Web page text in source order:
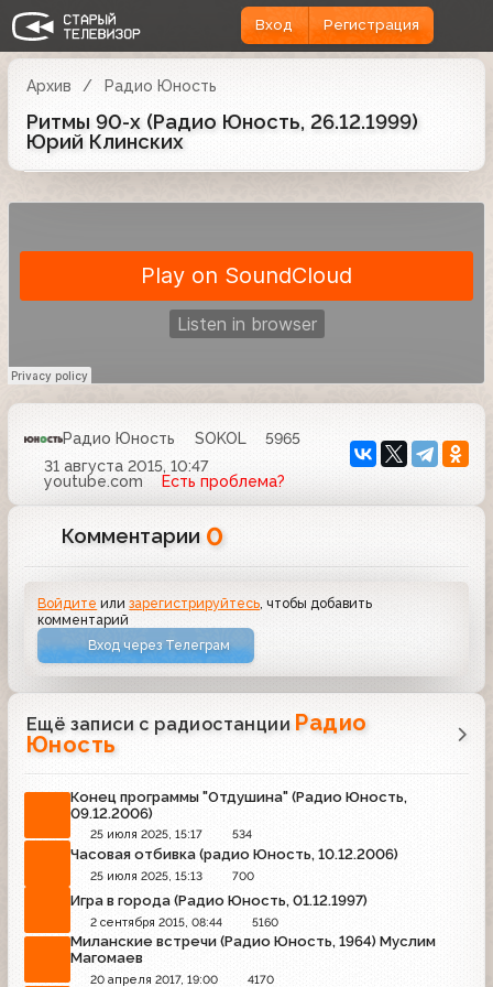
Вход Регистрация
Архив Радио Юность
Ритмы 90-х (Радио Юность, 26.12.1999)
Юрий Клинских
Радио Юность SOKOL
5965
31 августа 2015, 10:47
youtube.com
Есть проблема?
Комментарии 0
Войдите илизарегистрируйтесь , чтобы добавить
комментарий
Вход через Телеграм
Ещё записи с радиостанции Радио
Юность
Конец программы "Отдушина" (Радио Юность,
09.12.2006)
25 июля 2025, 15:17 534
Часовая отбивка (радио Юность, 10.12.2006)
25 июля 2025, 15:13 700
Игра в города (Радио Юность, 01.12.1997)
2 сентября 2015, 08:44 5160
Миланские встречи (Радио Юность, 1964) Муслим
Магомаев
20 апреля 2017, 19:00 4170